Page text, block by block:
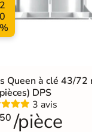
CE
60x60
moderne sur plot
extérieur
sur plots livraison
2
0
%
Queen à clé 43/72
DPS
3 avis
/pièce